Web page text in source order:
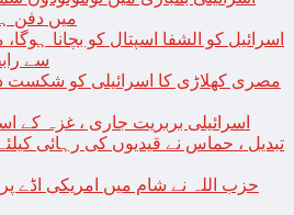
میں دفن
اسرائیل کو الشفا اسپتال کو بچانا ہوگا،
سے
مصری کھلاڑی کا اسرائیلی کو شکست
اسرائیلی بربریت جاری ، غزہ کے
تبدیل ، حماس نے قیدیوں کی رہائی